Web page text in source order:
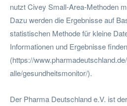
nutzt Civey Small-Area-Methoden
Dazu werden die Ergebnisse auf
statistischen Methode für kleine
Informationen und Ergebnisse
(https://
alle/gesundheitsmonitor/).
Der Pharma Deutschland e.V. ist